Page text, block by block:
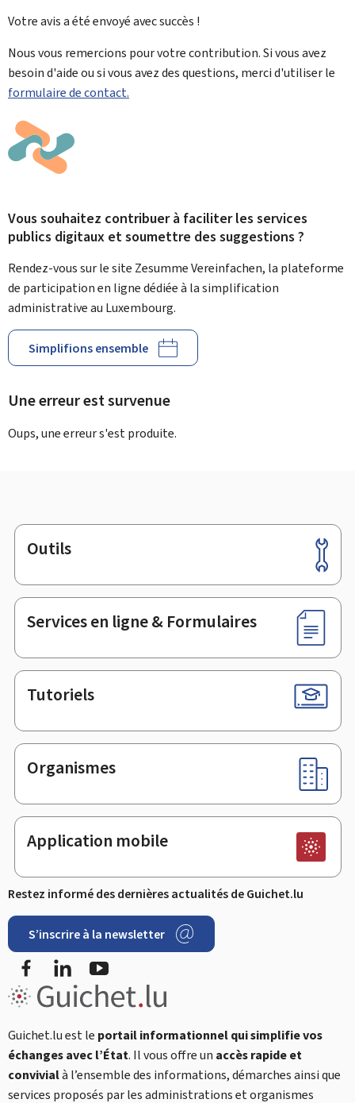
Votre avis a été envoyé avecsuccès !
Nous vous remercions pour votre contribution. Si vous avez
besoin d'aide ou si vous avez des questions, merci d'utiliser le
formulaire de contact.
Vous souhaitez contribuer à faciliter les services
publics digitaux et soumettre des suggestions ?
Rendez-vous sur le site Zesumme Vereinfachen, la plateforme
de participation en ligne dédiée à la simplification
administrative au Luxembourg.
Simplifions ensemble
Une erreur est survenue
Oups, une erreur s'est produite.
Pied
de
page
Outils
Services en ligne & Formulaires
Tutoriels
Organismes
Application mobile
Restez informé des dernières actualités de Guichet.lu
S’inscrire à la newsletter
FacebookLinkedIn
Guichet.lu est le portail informationnel qui simplifie vos
échanges avec l’État. Il vous offre un accès rapide et
convivialà l’ensemble des informations, démarches ainsi que
services proposés par les administrations et organismes